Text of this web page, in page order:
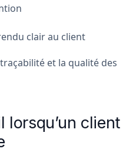
clair au client
et la qualité des
lorsqu’un client